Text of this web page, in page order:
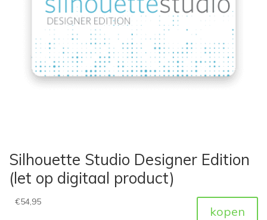
Silhouette Studio Designer Edition
(let op digitaal product)
€54,95
kopen